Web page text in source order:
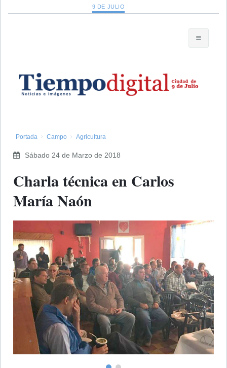
9 DE JULIO
Portada Campo Agricultura
Sábado 24 de Marzo de 2018
Charla técnica en Carlos
María Naón